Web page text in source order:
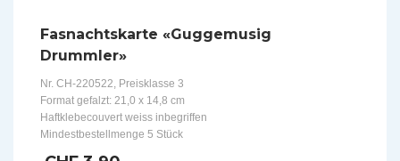
Fasnachtskarte «Guggemusig
Drummler»
Nr. CH-220522, Preisklasse 3
Format gefalzt: 21,0 x 14,8 cm
Haftklebecouvert weiss inbegriffen
Mindestbestellmenge 5 Stück